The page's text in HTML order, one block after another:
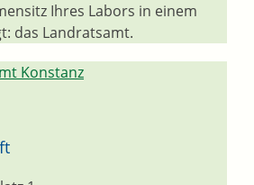
Ihres Labors in einem
das Landratsamt.
Konstanz